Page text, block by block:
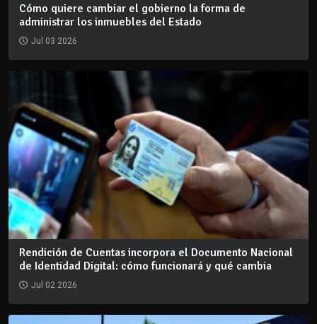
Cómo quiere cambiar el gobierno la forma de
administrar los inmuebles del Estado
Jul 03 2026
Rendición de Cuentas incorpora el Documento Nacional
de Identidad Digital: cómo funcionará y qué cambia
Jul 02 2026